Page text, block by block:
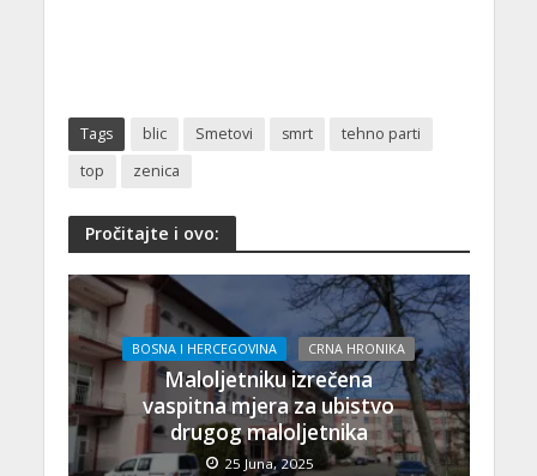
Tags blic Smetovi smrt
tehno parti
top
zenica
Pročitajte i ovo:
BOSNA I HERCEGOVINA CRNA HRONIKA
Maloljetniku izrečena
vaspitna mjera za ubistvo
drugog maloljetnika
25 Juna, 2025